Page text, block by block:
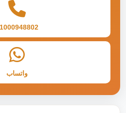
01000948802
واتساب